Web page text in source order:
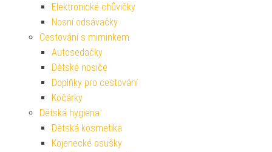
Elektronické chůvičky
Nosní odsávačky
Cestování s miminkem
Autosedačky
Dětské nosiče
Doplňky pro cestování
Kočárky
Dětská hygiena
Dětská kosmetika
Kojenecké osušky